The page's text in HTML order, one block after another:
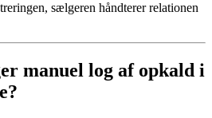
sælgeren håndterer relationen
manuel log af opkald i